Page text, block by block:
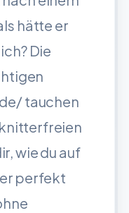
hätte er
Die
tauchen
wie du auf
perfekt